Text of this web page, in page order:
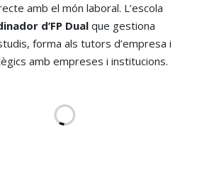
amb el món laboral. L’escola
d’FP Dualque gestiona
forma als tutors d’empresa i
amb empreses i institucions.